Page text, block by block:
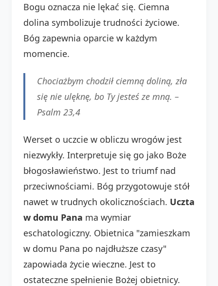
Bogu oznacza nie lękać się. Ciemna
dolina symbolizuje trudności życiowe.
Bóg zapewnia oparcie w każdym
momencie.
Chociażbym chodził ciemną doliną, zła
się nie ulęknę, bo Ty jesteś ze mną. –
Psalm 23,4
Werset o uczcie w obliczu wrogów jest
niezwykły. Interpretuje się go jako Boże
błogosławieństwo. Jest to triumf nad
przeciwnościami. Bóg przygotowuje stół
nawet w trudnych okolicznościach. Uczta
w domu Pana ma wymiar
eschatologiczny. Obietnica "zamieszkam
w domu Pana po najdłuższe czasy"
zapowiada życie wieczne. Jest to
ostateczne spełnienie Bożej obietnicy.